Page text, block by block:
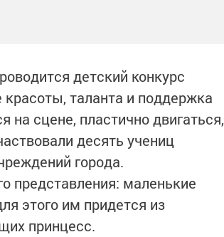
детский конкурс
таланта и поддержка
на сцене, пластично двигаться,
десять учениц
города.
представления: маленькие
этого им придется из
принцесс.